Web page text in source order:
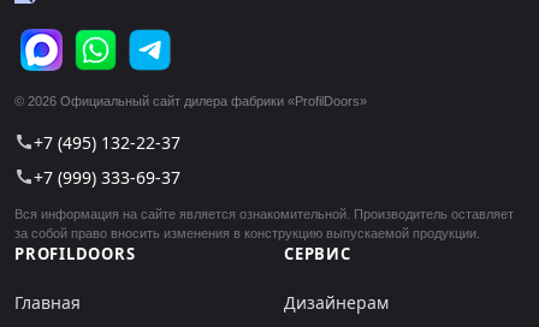
© 2026 Официальный сайт дилера фабрики «ProfilDoors»
call+7 (495) 132-22-37
call+7 (999) 333-69-37
Вся информация на сайте является ознакомительной. Производитель оставляет
за собой право вносить изменения в конструкцию выпускаемой продукции.
PROFILDOORS
Главная
СЕРВИС
Дизайнерам